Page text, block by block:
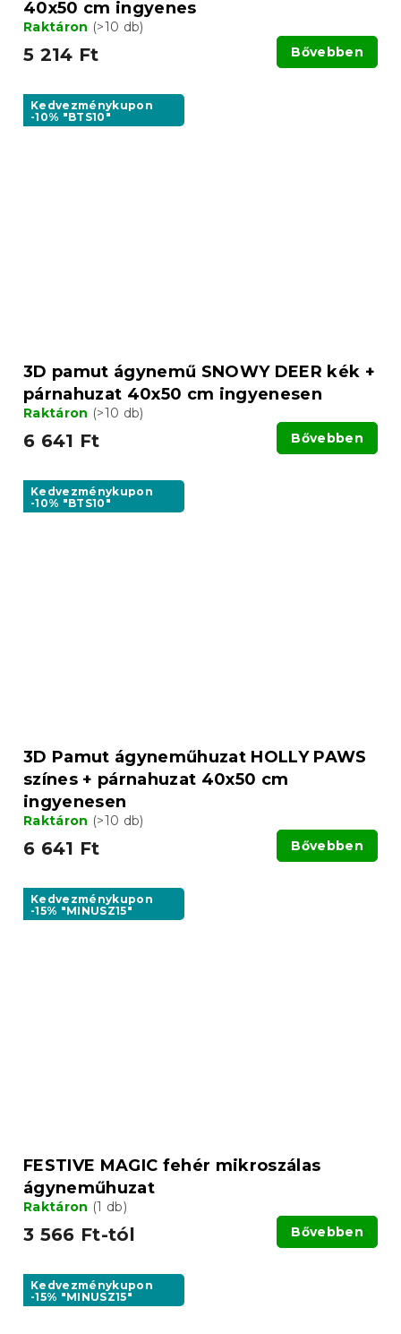
40x50 cm ingyenes
Raktáron (>10 db)
5 214 Ft Bővebben
Kedvezménykupon
-10% "BTS10"
3D pamut ágynemű SNOWY DEER kék +
párnahuzat 40x50 cm ingyenesen
Raktáron (>10 db)
6 641 Ft Bővebben
Kedvezménykupon
-10% "BTS10"
3D Pamut ágyneműhuzat HOLLY PAWS
színes + párnahuzat 40x50 cm
ingyenesen
Raktáron (>10 db)
6 641 Ft Bővebben
Kedvezménykupon
-15% "MINUSZ15"
FESTIVE MAGIC fehér mikroszálas
ágyneműhuzat
Raktáron (1 db)
3 566 Ft-tól Bővebben
Kedvezménykupon
-15% "MINUSZ15"